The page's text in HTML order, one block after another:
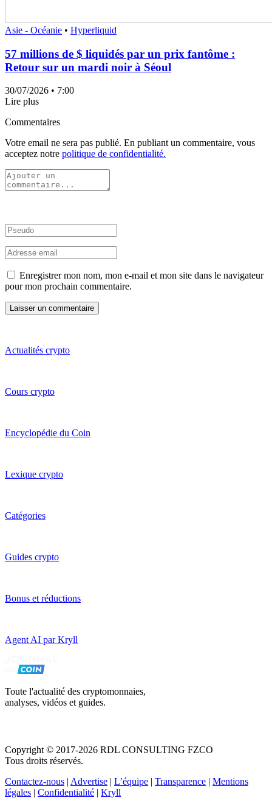
Asie - Océanie • Hyperliquid
57 millions de $ liquidés par un prix fantôme :
Retour sur un mardi noir à Séoul
30/07/2026 • 7:00
Lire plus
Commentaires
Votre email ne sera pas publié. En publiant un commentaire, vous
acceptez notre politique de confidentialité.
Enregistrer mon nom, mon e-mail et mon site dans le navigateur
pour mon prochain commentaire.
Actualités crypto
Cours crypto
Encyclopédie du Coin
Lexique crypto
Catégories
Guides crypto
Bonus et réductions
Agent AI par Kryll
Toute l'actualité des cryptomonnaies,
analyses, vidéos et guides.
Copyright © 2017-2026 RDL CONSULTING FZCO
Tous droits réservés.
Contactez-nous Advertise L’équipe Transparence
Mentions
légales
Confidentialité Kryll